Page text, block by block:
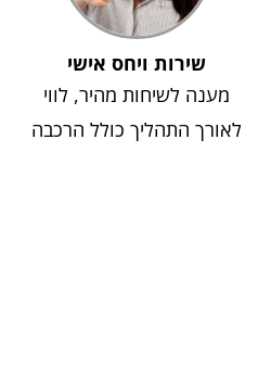
שירות ויחס אישי
מענה לשיחות מהיר, לווי
לאורך התהליך כולל הרכבה